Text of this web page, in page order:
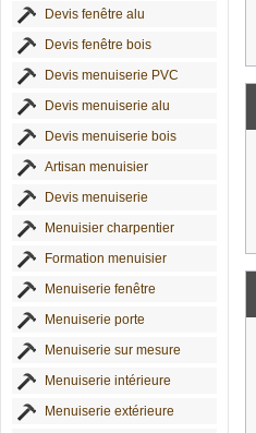
Devis fenêtre alu
Devis fenêtre bois
Devis menuiserie PVC
Devis menuiserie alu
Devis menuiserie bois
Artisan menuisier
Devis menuiserie
Menuisier charpentier
Formation menuisier
Menuiserie fenêtre
Menuiserie porte
Menuiserie sur mesure
Menuiserie intérieure
Menuiserie extérieure